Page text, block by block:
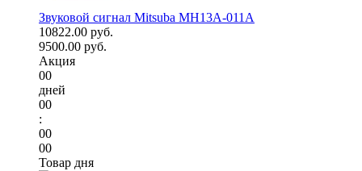
Звуковой сигнал Mitsuba MH13A-011A
10822.00 руб.
9500.00 руб.
Акция
00
дней
00
:
00
00
Товар дня